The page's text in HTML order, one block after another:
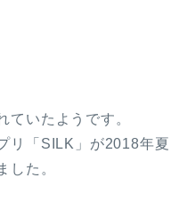
ていたようです。
リ「SILK」が2018年夏
した。